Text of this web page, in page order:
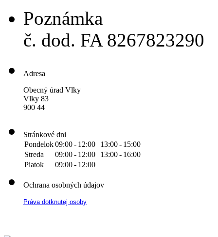
Poznámka
č. dod. FA 8267823290
Adresa
Obecný úrad Vlky
Vlky 83
900 44
Stránkové dni
Pondelok09:00- 12:00 13:00- 15:00
Streda
09:00- 12:00 13:00- 16:00
Piatok
09:00- 12:00
Ochrana osobných údajov
Práva dotknutej osoby